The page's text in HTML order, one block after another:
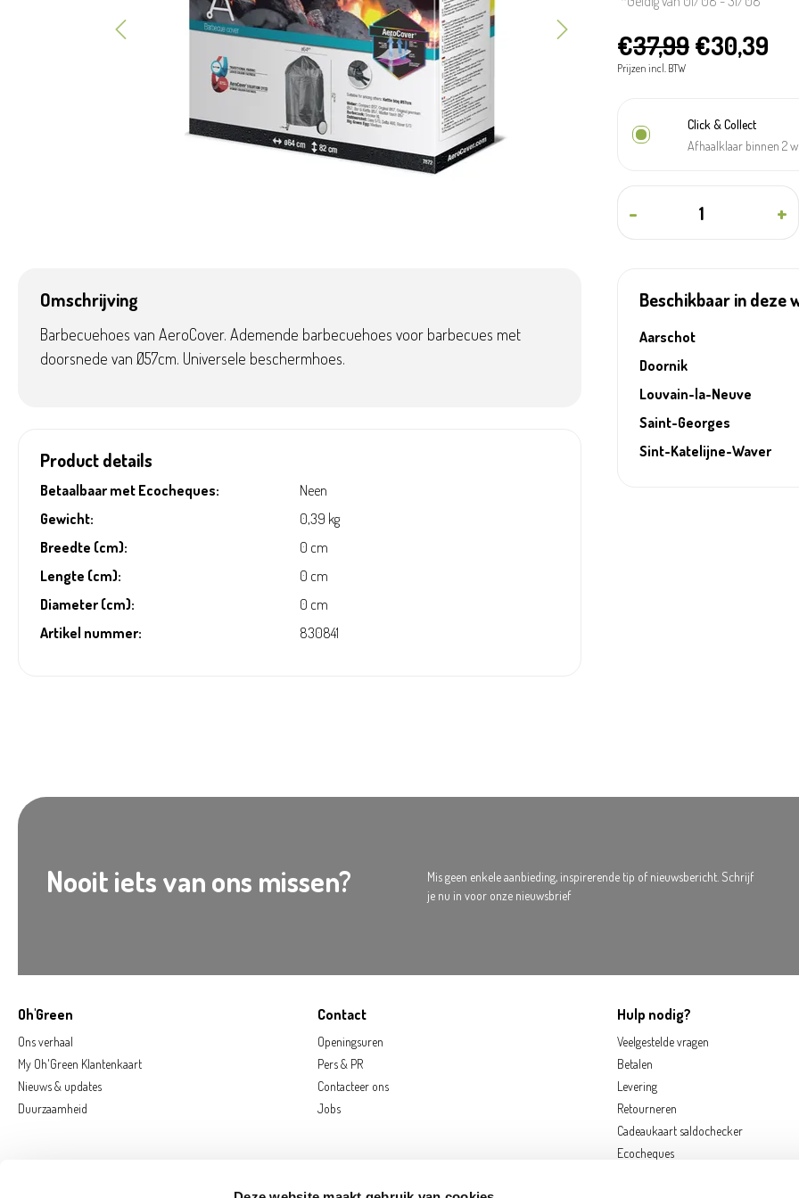
€37,99€30,39
Prijzen incl. BTW
Click & Collect
Afhaalklaar binnen 2
+
-
Omschrijving
Barbecuehoes van AeroCover. Ademende barbecuehoes voor barbecues met
doorsnede van Ø57cm. Universele beschermhoes.
Product details
Betaalbaar met Ecocheques:
Neen
Gewicht:
0,39 kg
Breedte (cm):
0 cm
Lengte (cm):
0 cm
Diameter (cm):
0 cm
Artikel nummer:
830841
Beschikbaar in deze
Aarschot
Doornik
Louvain-la-Neuve
Saint-Georges
Sint-Katelijne-Waver
Nooit iets van ons missen?
Mis geen enkele aanbieding, inspirerende tip of nieuwsbericht. Schrijf
je nu in voor onze nieuwsbrief
Oh'Green
Ons verhaal
My Oh'Green Klantenkaart
Nieuws & updates
Duurzaamheid
Contact
Openingsuren
Pers & PR
Contacteer ons
Jobs
Hulp nodig?
Veelgestelde vragen
Betalen
Levering
Retourneren
Cadeaukaart saldochecker
Ecocheques